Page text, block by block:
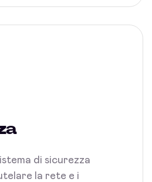
di sicurezza
la rete e i